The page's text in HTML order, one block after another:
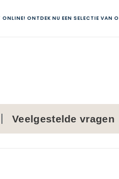
ONTDEK NU EEN SELECTIE VAN
Veelgestelde vragen